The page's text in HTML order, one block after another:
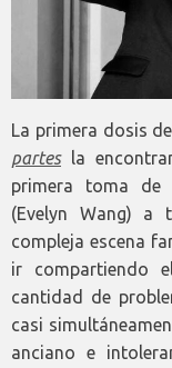
La primera dosis
partesla
primera toma de
(Evelyn Wang) a
compleja escena
ir compartiendo
cantidad de
casi
anciano e